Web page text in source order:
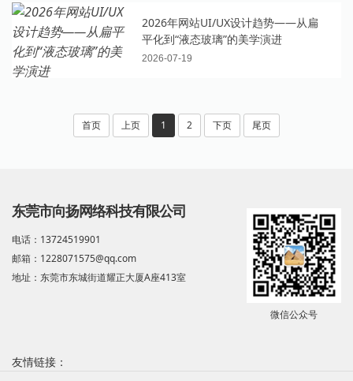
2026年网站UI/UX设计趋势——从扁
平化到“液态玻璃”的美学演进
2026-07-19
首页 上页 1 2 下页 尾页
东莞市向扬网络科技有限公司
电话：13724519901
邮箱：1228071575@qq.com
地址：东莞市东城街道耀正大厦A座413室
微信公众号
友情链接：